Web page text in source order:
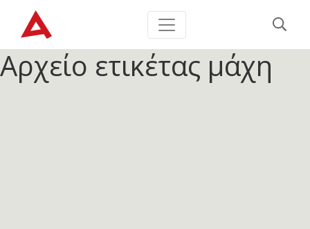
Αρχείο ετικέτας μάχη